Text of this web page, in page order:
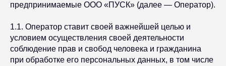
предпринимаемые ООО «ПУСК» (далее — Оператор).
1.1. Оператор ставит своей важнейшей целью и
условием осуществления своей деятельности
соблюдение прав и свобод человека и гражданина
при обработке его персональных данных, в том числе